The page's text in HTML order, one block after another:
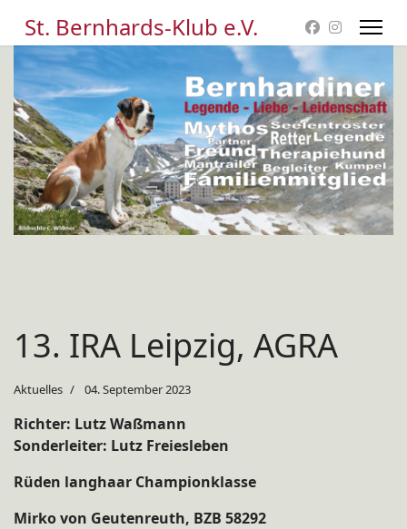
St. Bernhards-Klub e.V.
13. IRA Leipzig, AGRA
Aktuelles 04. September 2023
Richter: Lutz Waßmann
Sonderleiter: Lutz Freiesleben
Rüden langhaar Championklasse
Mirko von Geutenreuth, BZB 58292